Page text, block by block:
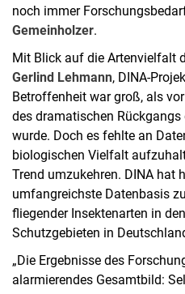
noch immer
Gemeinholzer.
Mit Blick auf die Artenvielfalt
Gerlind Lehmann, DINA-
Betroffenheit war groß, als
des dramatischen
wurde. Doch es fehlte an
biologischen Vielfalt
Trend umzukehren. DINA hat
umfangreichste Datenbasis
fliegender Insektenarten in
Schutzgebieten in
„Die Ergebnisse des
alarmierendes Gesamtbild: